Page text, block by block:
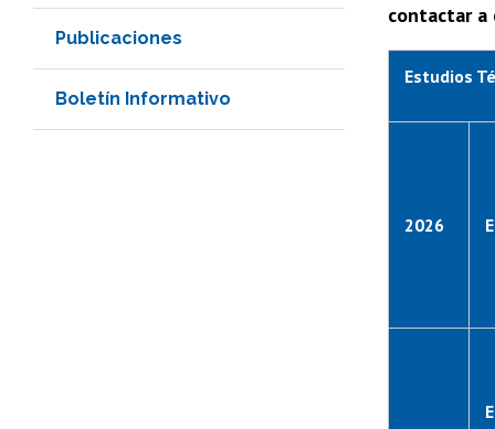
Publicaciones
Boletín Informativo
contactar a
Estudios
2026